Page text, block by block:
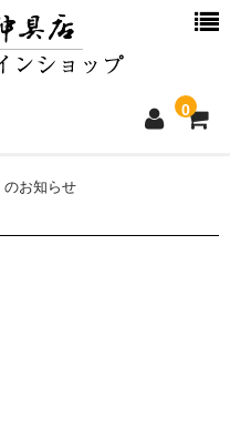
0
お知らせ